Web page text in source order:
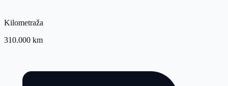
Kilometraža
310.000 km